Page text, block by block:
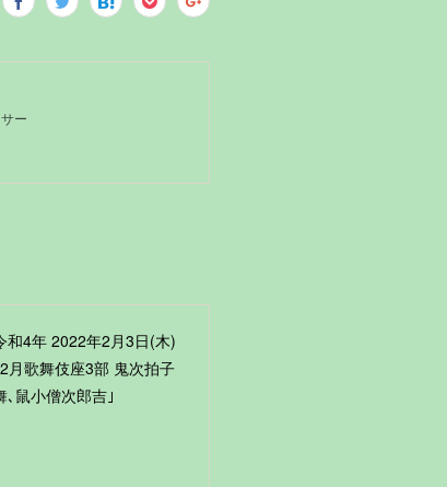
ー
和4年 2022年2月3日(木)
月歌舞伎座3部 鬼次拍子
､鼠小僧次郎吉｣